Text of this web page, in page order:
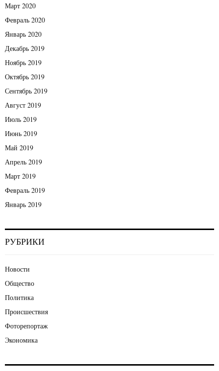
Март 2020
Февраль 2020
Январь 2020
Декабрь 2019
Ноябрь 2019
Октябрь 2019
Сентябрь 2019
Август 2019
Июль 2019
Июнь 2019
Май 2019
Апрель 2019
Март 2019
Февраль 2019
Январь 2019
РУБРИКИ
Новости
Общество
Политика
Происшествия
Фоторепортаж
Экономика